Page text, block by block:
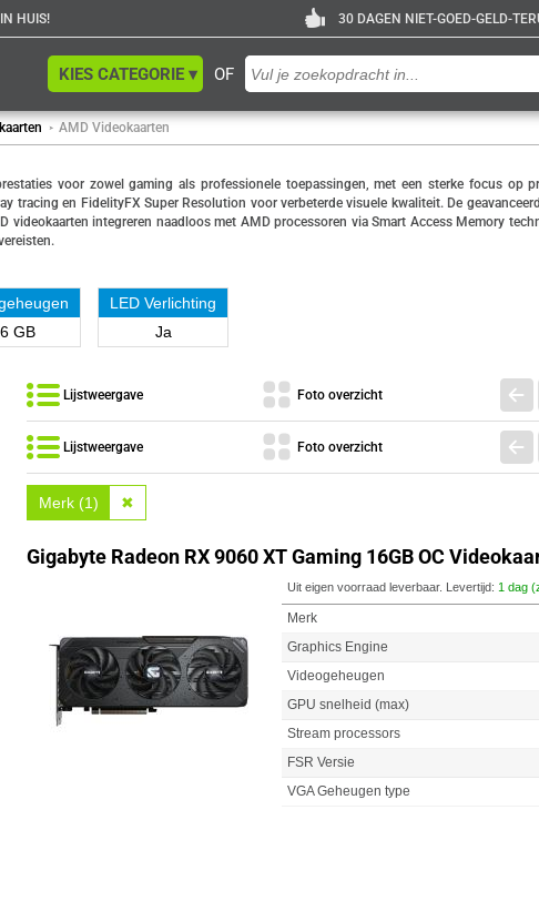
HUIS! 30 DAGEN NIET-GOED-GELD-
OF
KIES CATEGORIE ▾
AMD Videokaarten
GB
LED Verlichting
Ja
Lijstweergave Foto overzicht
Merk (1) ✖
Gigabyte Radeon RX 9060 XT Gaming 16GB OC
Uit eigen voorraad leverbaar. Levertijd: 1 dag
Merk
Graphics Engine
Videogeheugen
GPU snelheid (max)
Stream processors
FSR Versie
VGA Geheugen type
Lijstweergave Foto overzicht
voor zowel gaming als professionele toepassingen, met een sterke focus
tracing en FidelityFX Super Resolution voor verbeterde visuele kwaliteit. De
videokaarten integreren naadloos met AMD processoren via Smart Access Memory